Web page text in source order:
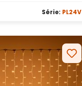
Série: PL24V